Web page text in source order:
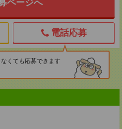
ページへ
電話応募
くても応募できます